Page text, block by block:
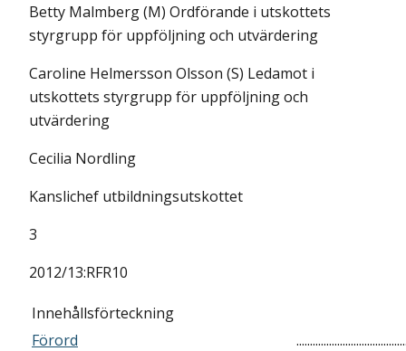
Betty Malmberg (M) Ordförande i utskottets
styrgrupp för uppföljning och utvärdering
Caroline Helmersson Olsson (S) Ledamot i
utskottets styrgrupp för uppföljning och
utvärdering
Cecilia Nordling
Kanslichef utbildningsutskottet
3
2012/13:RFR10
Innehållsförteckning
Förord